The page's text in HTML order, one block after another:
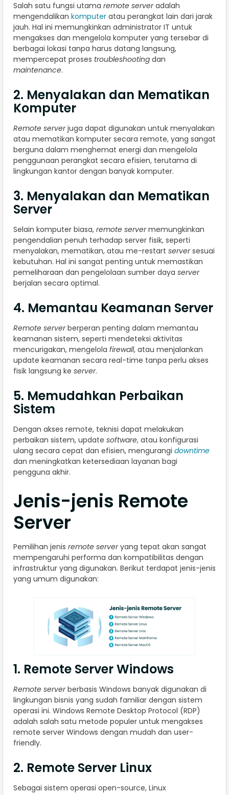
Salah satu fungsi utama remote serveradalah
mengendalikan komputer atau perangkat lain dari jarak
jauh. Hal ini memungkinkan administrator IT untuk
mengakses dan mengelola komputer yang tersebar di
berbagai lokasi tanpa harus datang langsung,
mempercepat proses troubleshooting dan
maintenance.
2. Menyalakan dan Mematikan
Komputer
Remote serverjuga dapat digunakan untuk menyalakan
atau mematikan komputer secara remote, yang sangat
berguna dalam menghemat energi dan mengelola
penggunaan perangkat secara efisien, terutama di
lingkungan kantor dengan banyak komputer.
3. Menyalakan dan Mematikan
Server
Selain komputer biasa, remote servermemungkinkan
pengendalian penuh terhadap server fisik, seperti
menyalakan, mematikan, atau me-restart serversesuai
kebutuhan. Hal ini sangat penting untuk memastikan
pemeliharaan dan pengelolaan sumber daya server
berjalan secara optimal.
4. Memantau Keamanan Server
Remote serverberperan penting dalam memantau
keamanan sistem, seperti mendeteksi aktivitas
mencurigakan, mengelola firewall, atau menjalankan
update keamanan secara real-time tanpa perlu akses
fisik langsung ke server.
5. Memudahkan Perbaikan
Sistem
Dengan akses remote, teknisi dapat melakukan
perbaikan sistem, update software, atau konfigurasi
ulang secara cepat dan efisien, mengurangi downtime
dan meningkatkan ketersediaan layanan bagi
pengguna akhir.
Jenis-jenis Remote
Server
Pemilihan jenis remote serveryang tepat akan sangat
mempengaruhi performa dan kompatibilitas dengan
infrastruktur yang digunakan. Berikut terdapat jenis-jenis
yang umum digunakan:
1. Remote Server Windows
Remote serverberbasis Windows banyak digunakan di
lingkungan bisnis yang sudah familiar dengan sistem
operasi ini. Windows Remote Desktop Protocol (RDP)
adalah salah satu metode populer untuk mengakses
remote server Windows dengan mudah dan user-
friendly.
2. Remote Server Linux
Sebagai sistem operasi open-source, Linux